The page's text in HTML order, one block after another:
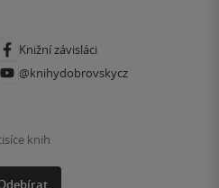
Knižní závisláci
@knihydobrovskycz
knih